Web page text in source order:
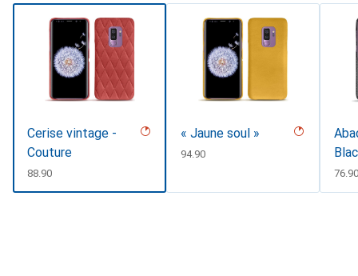
Cerise vintage -
Couture
CHF
88.90
« Jaune soul »
CHF
94.90
CHF